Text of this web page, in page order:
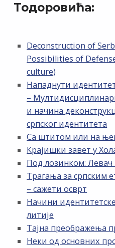
Тодоровића:
Deconstruction of
Possibilities of
culture)
Нападнути
–
и начина
српског идентитета
Са штитом или на
Крајишки завет у
Под лозинком: Левач
Трагања за српским
– сажети осврт
Начини
литије
Тајна преображења
Неки од основних